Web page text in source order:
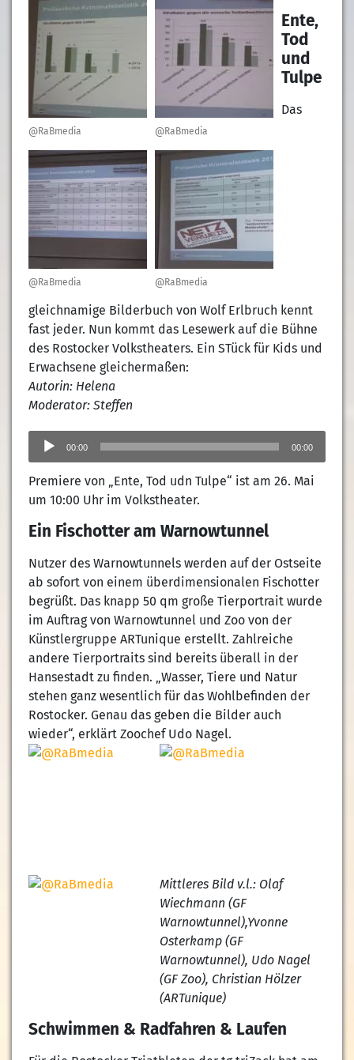
@RaBmedia @RaBmedia
@RaBmedia @RaBmedia
Ente,
Tod
und
Tulpe
Das
gleichnamige Bilderbuch von Wolf Erlbruch kennt
fast jeder. Nun kommt das Lesewerk auf die Bühne
des Rostocker Volkstheaters. Ein STück für Kids und
Erwachsene gleichermaßen:
Autorin: Helena
Moderator: Steffen
Audio-
Player
00:00 00:00
Premiere von „Ente, Tod udn Tulpe“ ist am 26. Mai
um 10:00 Uhr im Volkstheater.
Ein Fischotter am Warnowtunnel
Nutzer des Warnowtunnels werden auf der Ostseite
ab sofort von einem überdimensionalen Fischotter
begrüßt. Das knapp 50 qm große Tierportrait wurde
im Auftrag von Warnowtunnel und Zoo von der
Künstlergruppe ARTunique erstellt. Zahlreiche
andere Tierportraits sind bereits überall in der
Hansestadt zu finden. „Wasser, Tiere und Natur
stehen ganz wesentlich für das Wohlbefinden der
Rostocker. Genau das geben die Bilder auch
wieder“, erklärt Zoochef Udo Nagel.
Mittleres Bild v.l.: Olaf
Wiechmann (GF
Warnowtunnel),Yvonne
Osterkamp (GF
Warnowtunnel), Udo Nagel
(GF Zoo), Christian Hölzer
(ARTunique)
Schwimmen & Radfahren & Laufen